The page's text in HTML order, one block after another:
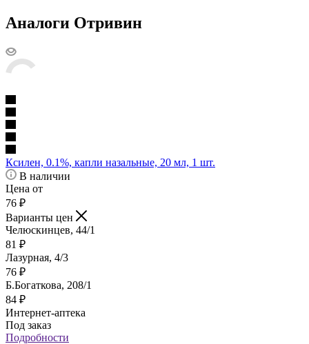
Аналоги Отривин
Ксилен, 0.1%, капли назальные, 20 мл, 1 шт.
В наличии
Цена от
76 ₽
Варианты цен
Челюскинцев, 44/1
81 ₽
Лазурная, 4/3
76 ₽
Б.Богаткова, 208/1
84 ₽
Интернет-аптека
Под заказ
Подробности